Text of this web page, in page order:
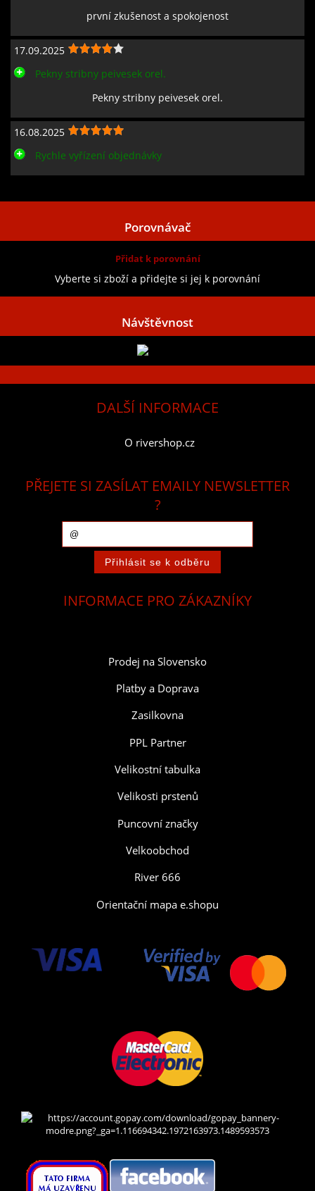
první zkušenost a spokojenost
17.09.2025
Pekny stribny peivesek orel.
Pekny stribny peivesek orel.
16.08.2025
Rychle vyřízení objednávky
Porovnávač
Přidat k porovnání
Vyberte si zboží a přidejte si jej k porovnání
Návštěvnost
DALŠÍ INFORMACE
O rivershop.cz
PŘEJETE SI ZASÍLAT EMAILY NEWSLETTER
?
INFORMACE PRO ZÁKAZNÍKY
Prodej na Slovensko
Platby a Doprava
Zasilkovna
PPL Partner
Velikostní tabulka
Velikosti prstenů
Puncovní značky
Velkoobchod
River 666
Orientační mapa e.shopu